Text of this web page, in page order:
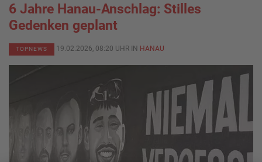
6 Jahre Hanau-Anschlag: Stilles
Gedenken geplant
TOPNEWS 19.02.2026, 08:20 UHR IN HANAU